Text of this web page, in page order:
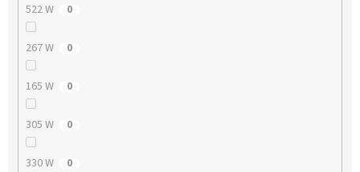
522 W 0
267 W 0
165 W 0
305 W 0
330 W 0